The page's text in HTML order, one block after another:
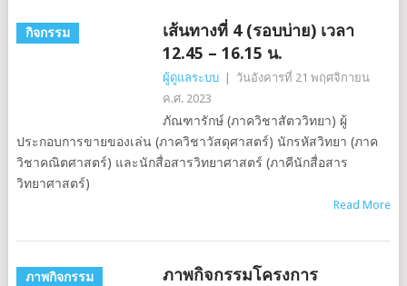
กิจกรรม
เส้นทางที่ 4 (รอบบ่าย) เวลา
12.45 – 16.15 น.
ผู้ดูแลระบบ |
วันอังคารที่ 21 พฤศจิกายน
ค.ศ. 2023
ภัณฑารักษ์ (ภาควิชาสัตววิทยา) ผู้
ประกอบการขายของเล่น (ภาควิชาวัสดุศาสตร์) นักรหัสวิทยา (ภาค
วิชาคณิตศาสตร์) และนักสื่อสารวิทยาศาสตร์ (ภาคีนักสื่อสาร
วิทยาศาสตร์)
Read More
ภาพกิจกรรม
ภาพกิจกรรมโครงการ